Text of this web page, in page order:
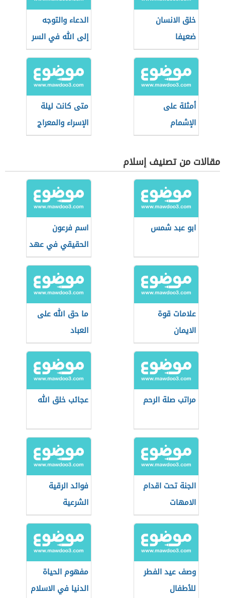
خلق الانسان
ضعيفا
الدعاء والتوجه
إلى الله في السر
أمثلة على
الإشمام
متى كانت ليلة
الإسراء والمعراج
مقالات من تصنيف إسلام
ابو عبد شمس
اسم فرعون
الحقيقي في عهد
موسى
علامات قوة
الايمان
ما حق الله على
العباد
مراتب صلة الرحم عجائب خلق الله
الجنة تحت اقدام
الامهات
فوائد الرقية
الشرعية
وصف عيد الفطر
للأطفال
مفهوم الحياة
الدنيا في الاسلام